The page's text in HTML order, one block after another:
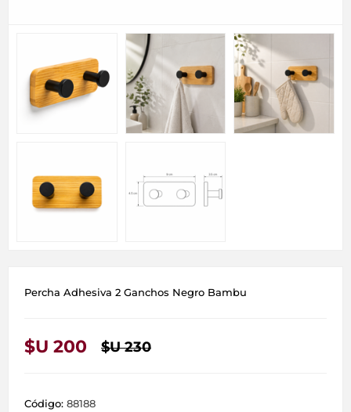
Percha Adhesiva 2 Ganchos Negro Bambu
$U 200 $U 230
Código: 88188